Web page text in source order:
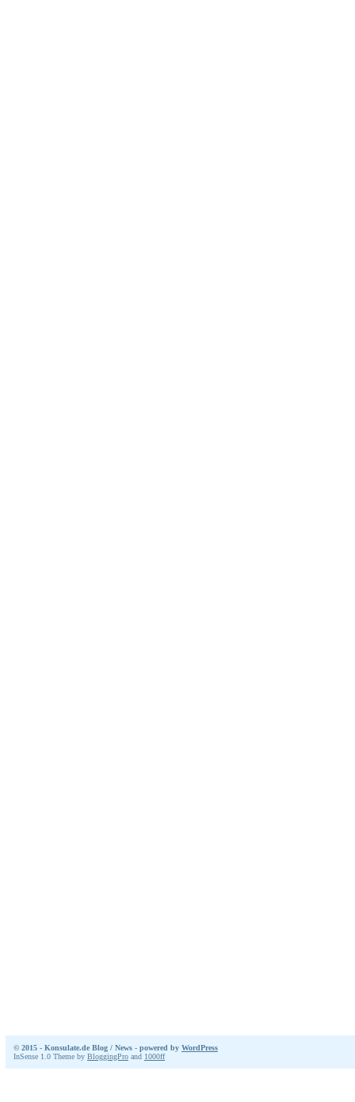
© 2015 - Konsulate.de Blog / News - powered by WordPress
InSense 1.0 Theme by BloggingPro and 1000ff